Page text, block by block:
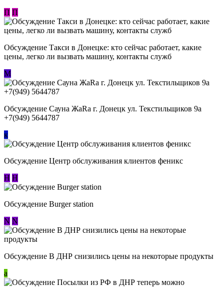
П П
Обсуждение ​Такси в Донецке: кто сейчас работает, какие
цены, легко ли вызвать машину, контакты служб
М
Обсуждение Сауна ЖаRa г. Донецк ул. Текстильщиков 9а
+7(949) 5644787
к
Обсуждение Центр обслуживания клиентов феникс
Н Н
Обсуждение Burger station
N N
Обсуждение В ДНР снизились цены на некоторые продукты
a